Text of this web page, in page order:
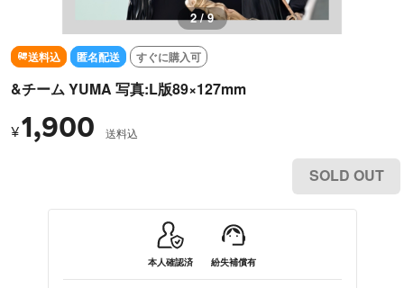
2 / 9
送料込 匿名配送 すぐに購入可
&チーム YUMA 写真:L版89×127mm
¥1,900 送料込
SOLD OUT
本人確認済 紛失補償有